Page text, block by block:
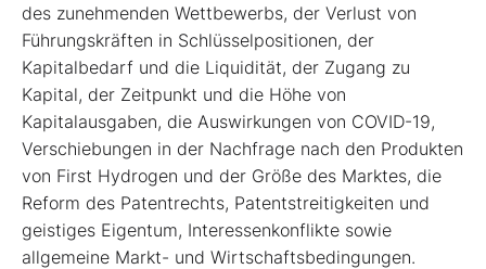
des zunehmenden Wettbewerbs, der Verlust von
Führungskräften in Schlüsselpositionen, der
Kapitalbedarf und die Liquidität, der Zugang zu
Kapital, der Zeitpunkt und die Höhe von
Kapitalausgaben, die Auswirkungen von COVID-19,
Verschiebungen in der Nachfrage nach den Produkten
von First Hydrogen und der Größe des Marktes, die
Reform des Patentrechts, Patentstreitigkeiten und
geistiges Eigentum, Interessenkonflikte sowie
allgemeine Markt- und Wirtschaftsbedingungen.